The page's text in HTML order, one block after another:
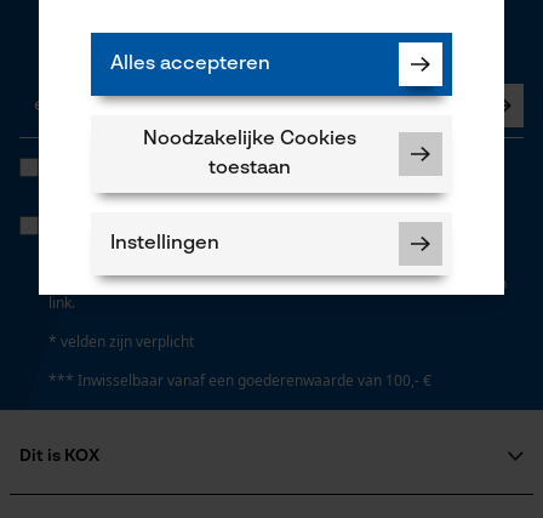
Nu abonneren op de nieuwsbrief
Algemene voorwaarden inzake gegevensbescherming
Wanneer u instemt met persoonlijke tracking kunnen we u via onze
newsletter individuele aanbiedingen doen. Uw gegevens worden
niet gedeeld met derden. U kunt uw toestemming te allen tijde met
een klik intrekken. Onderaan iedere newsletter vindt u daarvoor een
link.
* velden zijn verplicht
*** Inwisselbaar vanaf een goederenwaarde van 100,- €
Dit is KOX
Alles accepteren
Noodzakelijke Cookies
toestaan
Instellingen
Noodzakelijke Cookies